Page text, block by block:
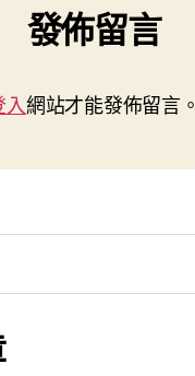
發佈留言
入網站才能發佈留言。